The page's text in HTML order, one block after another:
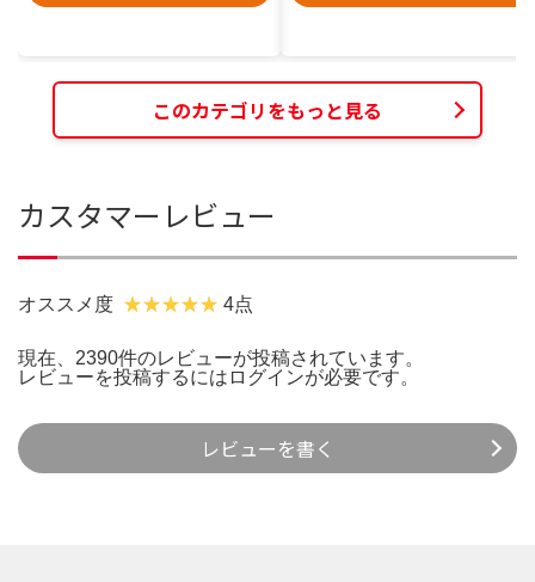
このカテゴリをもっと見る
カスタマーレビュー
オススメ度 4点
現在、2390件のレビューが投稿されています。
レビューを投稿するには ログインが必要です。
レビューを書く